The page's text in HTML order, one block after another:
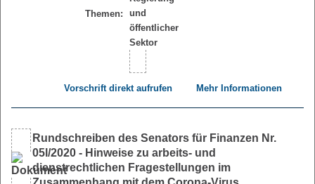
Themen:
Vorschrift direkt aufrufen Mehr Informationen
Rundschreiben des Senators für Finanzen Nr.
05l/2020 - Hinweise zu arbeits- und
dienstrechtlichen Fragestellungen im